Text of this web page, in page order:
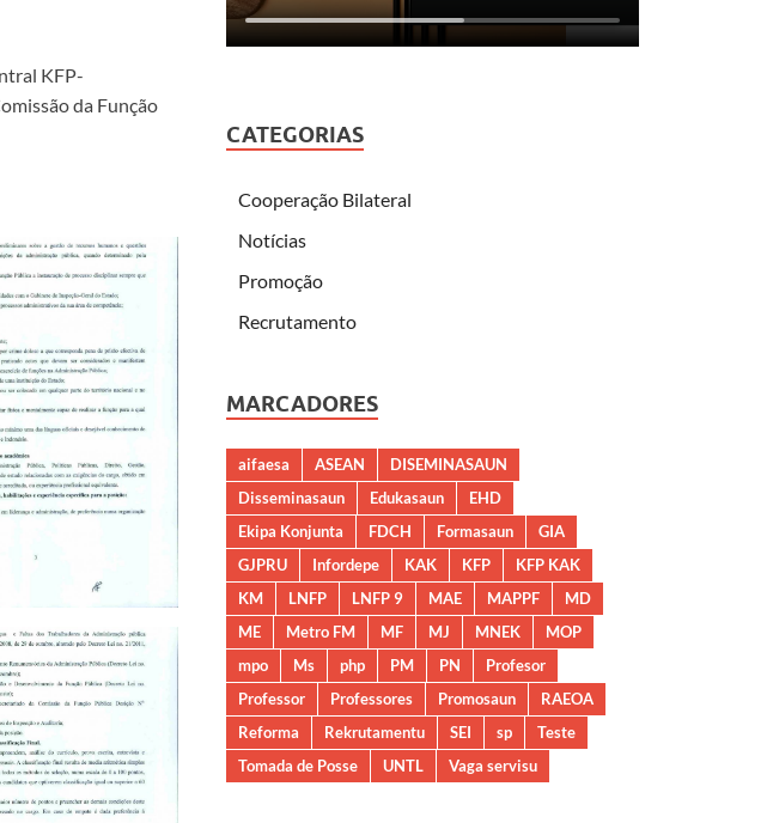
KFP-
da Função
CATEGORIAS
Cooperação Bilateral
Notícias
Promoção
Recrutamento
MARCADORES
aifaesa ASEAN
DISEMINASAUN
Disseminasaun
Edukasaun
EHD
Ekipa Konjunta
FDCH Formasaun
GIA
GJPRU
Infordepe KAK KFP
KFP KAK
KM
LNFP LNFP 9 MAE MAPPF
MD
ME
Metro FM MF MJ MNEK
MOP
mpo
Ms php PM PN
Profesor
Professor
Professores Promosaun
RAEOA
Reforma
Rekrutamentu SEI sp
Teste
Tomada de Posse
UNTL Vaga servisu